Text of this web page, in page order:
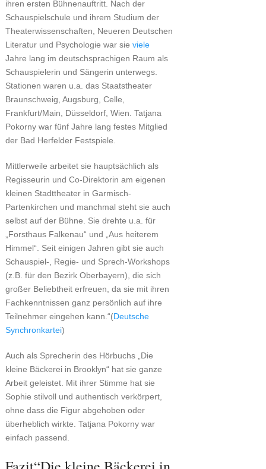
ihren ersten Bühnenauftritt. Nach der
Schauspielschule und ihrem Studium der
Theaterwissenschaften, Neueren Deutschen
Literatur und Psychologie war sie viele
Jahre lang im deutschsprachigen Raum als
Schauspielerin und Sängerin unterwegs.
Stationen waren u.a. das Staatstheater
Braunschweig, Augsburg, Celle,
Frankfurt/Main, Düsseldorf, Wien. Tatjana
Pokorny war fünf Jahre lang festes Mitglied
der Bad Herfelder Festspiele.
Mittlerweile arbeitet sie hauptsächlich als
Regisseurin und Co-Direktorin am eigenen
kleinen Stadttheater in Garmisch-
Partenkirchen und manchmal steht sie auch
selbst auf der Bühne. Sie drehte u.a. für
„Forsthaus Falkenau“ und „Aus heiterem
Himmel“. Seit einigen Jahren gibt sie auch
Schauspiel-, Regie- und Sprech-Workshops
(z.B. für den Bezirk Oberbayern), die sich
großer Beliebtheit erfreuen, da sie mit ihren
Fachkenntnissen ganz persönlich auf ihre
Teilnehmer eingehen kann.“(Deutsche
Synchronkartei)
Auch als Sprecherin des Hörbuchs „Die
kleine Bäckerei in Brooklyn“ hat sie ganze
Arbeit geleistet. Mit ihrer Stimme hat sie
Sophie stilvoll und authentisch verkörpert,
ohne dass die Figur abgehoben oder
überheblich wirkte. Tatjana Pokorny war
einfach passend.